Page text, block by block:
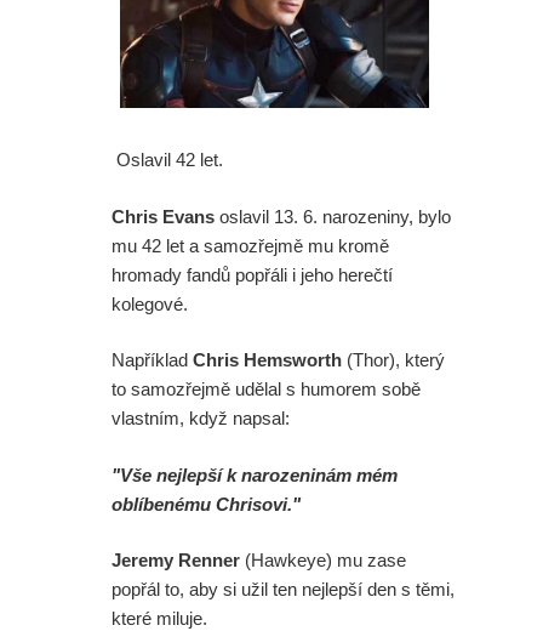
Oslavil 42 let.
Chris Evans oslavil 13. 6. narozeniny, bylo
mu 42 let a samozřejmě mu kromě
hromady fandů popřáli i jeho herečtí
kolegové.
Například Chris Hemsworth (Thor), který
to samozřejmě udělal s humorem sobě
vlastním, když napsal:
"Vše nejlepší k narozeninám mém
oblíbenému Chrisovi."
Jeremy Renner (Hawkeye) mu zase
popřál to, aby si užil ten nejlepší den s těmi,
které miluje.